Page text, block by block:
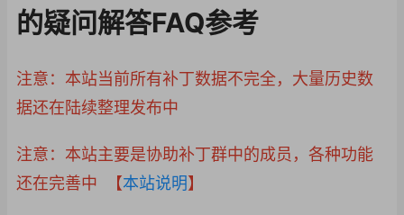
的疑问解答FAQ参考
注意：本站当前所有补丁数据不完全，大量历史数
据还在陆续整理发布中
注意：本站主要是协助补丁群中的成员，各种功能
还在完善中 【本站说明】